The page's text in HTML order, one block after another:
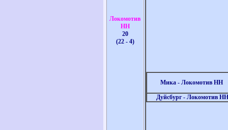
Локомотив
НН
20
(22 - 4)
Мика - Локомотив НН
Дуйсбург - Локомотив НН